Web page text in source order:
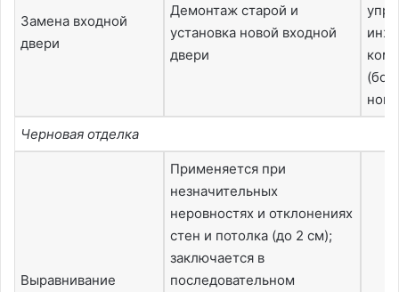
Замена входной
двери
Демонтаж старой и
установка новой входной
двери
Черновая отделка
Выравнивание
Применяется при
незначительных
неровностях и отклонениях
стен и потолка (до 2 см);
заключается в
последовательном